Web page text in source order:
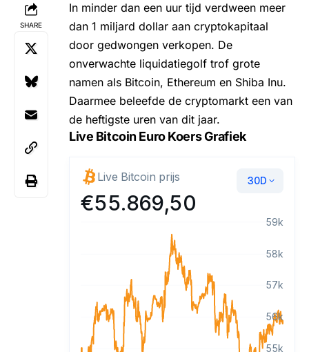
SHARE
In minder dan een uur tijd verdween meer
dan 1 miljard dollar aan cryptokapitaal
door gedwongen verkopen. De
onverwachte liquidatiegolf trof grote
namen als Bitcoin, Ethereum en Shiba Inu.
Daarmee beleefde de cryptomarkt een van
de heftigste uren van dit jaar.
Live Bitcoin Euro Koers Grafiek